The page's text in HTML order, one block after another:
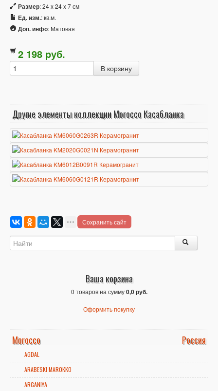
Размер: 24 x 24 x 7 см
Ед. изм.: кв.м.
Доп. инфо: Матовая
2 198 pуб.
Другие элементы коллекции Morocco Касабланка
Сохранить сайт
Ваша корзина
0 товаров на сумму0,0 руб.
Оформить покупку
Morocco Россия
AGDAL
ARABESKI MAROKKO
ARGANIYA